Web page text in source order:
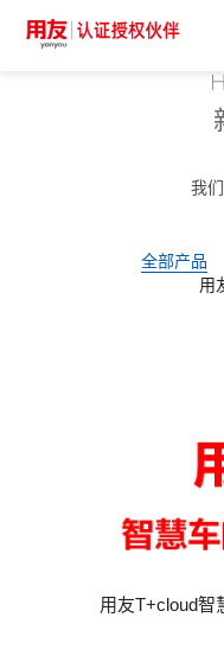
我
全部产品
用
用友T+cloud智